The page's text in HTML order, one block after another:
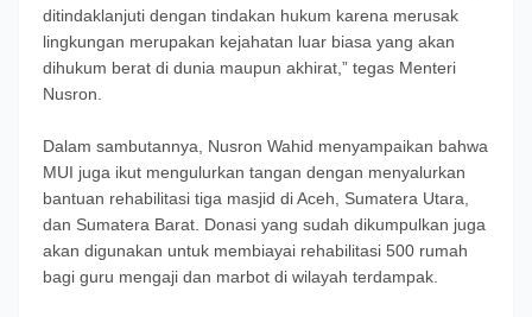
ditindaklanjuti dengan tindakan hukum karena merusak
lingkungan merupakan kejahatan luar biasa yang akan
dihukum berat di dunia maupun akhirat,” tegas Menteri
Nusron.
Dalam sambutannya, Nusron Wahid menyampaikan bahwa
MUI juga ikut mengulurkan tangan dengan menyalurkan
bantuan rehabilitasi tiga masjid di Aceh, Sumatera Utara,
dan Sumatera Barat. Donasi yang sudah dikumpulkan juga
akan digunakan untuk membiayai rehabilitasi 500 rumah
bagi guru mengaji dan marbot di wilayah terdampak.